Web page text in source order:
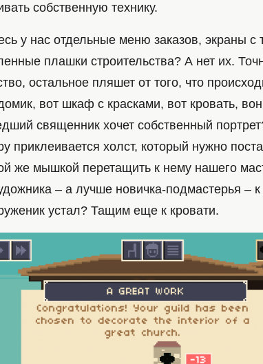
собственную технику.
у нас отдельные меню заказов, экраны с
плашки строительства? А нет их.
остальное пляшет от того, что
вот шкаф с красками, вот кровать,
священник хочет собственный
приклеивается холст, который нужно
же мышкой перетащить к нему нашего
– а лучше новичка-подмастерья –
устал? Тащим еще к кровати.